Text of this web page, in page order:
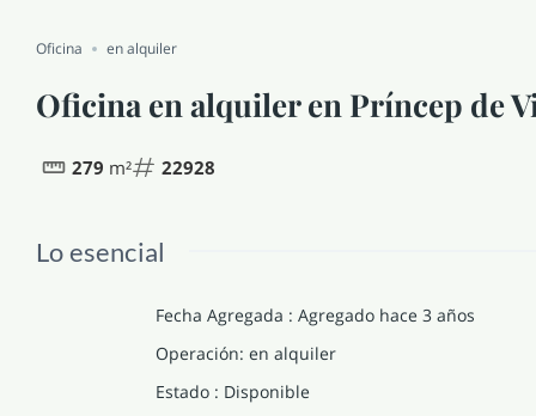
Oficina en alquiler
Oficina en alquiler en Príncep de
279 m² 22928
Lo esencial
Fecha Agregada : Agregado hace 3 años
Operación: en alquiler
Estado : Disponible